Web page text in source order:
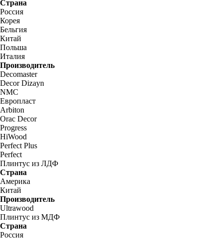
Страна
Россия
Корея
Бельгия
Китай
Польша
Италия
Производитель
Decomaster
Decor Dizayn
NMC
Европласт
Arbiton
Orac Decor
Progress
HiWood
Perfect Plus
Perfect
Плинтус из ЛДФ
Страна
Америка
Китай
Производитель
Ultrawood
Плинтус из МДФ
Страна
Россия